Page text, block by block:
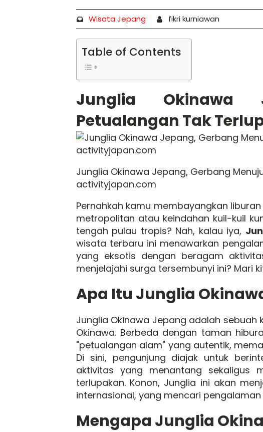
Wisata Jepang fikri kurniawan
Table of Contents
Junglia Okinawa
Petualangan Tak
Junglia Okinawa Jepang, Gerbang
activityjapan.com
Pernahkah kamu membayangkan
metropolitan atau keindahan kuil-kuil
tengah pulau tropis? Nah, kalau iya,
wisata terbaru ini menawarkan
yang eksotis dengan beragam
menjelajahi surga tersembunyi ini? Mari
Apa Itu Junglia
Junglia Okinawa Jepang adalah
Okinawa. Berbeda dengan taman
"petualangan alam" yang autentik,
Di sini, pengunjung diajak untuk
aktivitas yang menantang sekaligus
terlupakan. Konon, Junglia ini akan
internasional, yang mencari
Mengapa Junglia